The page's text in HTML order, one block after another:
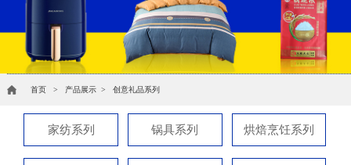
首页> 产品展示> 创意礼品系列
家纺系列 锅具系列 烘焙烹饪系列